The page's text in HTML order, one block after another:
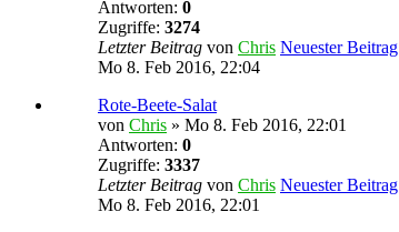
Antworten: 0
Zugriffe: 3274
Letzter Beitrag von Chris Neuester Beitrag
Mo 8. Feb 2016, 22:04
Rote-Beete-Salat
von Chris » Mo 8. Feb 2016, 22:01
Antworten: 0
Zugriffe: 3337
Letzter Beitrag von Chris Neuester Beitrag
Mo 8. Feb 2016, 22:01